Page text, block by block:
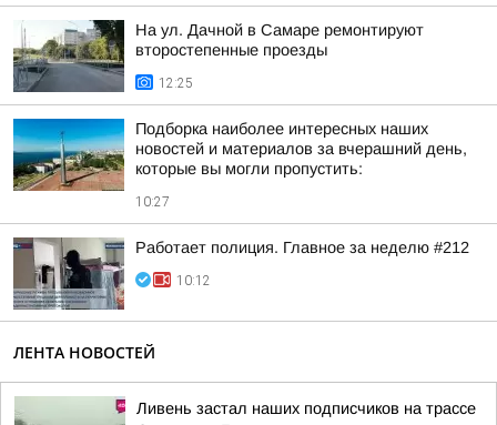
На ул. Дачной в Самаре ремонтируют
второстепенные проезды
12:25
Подборка наиболее интересных наших
новостей и материалов за вчерашний день,
которые вы могли пропустить:
10:27
Работает полиция. Главное за неделю #212
10:12
ЛЕНТА НОВОСТЕЙ
Ливень застал наших подписчиков на трассе